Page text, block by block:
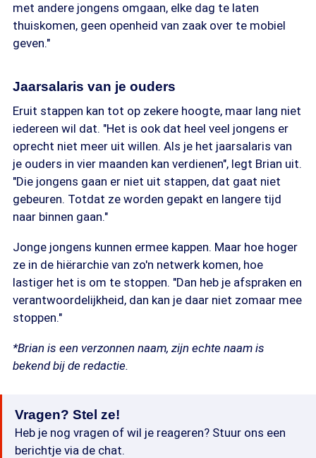
met andere jongens omgaan, elke dag te laten
thuiskomen, geen openheid van zaak over te mobiel
geven."
Jaarsalaris van je ouders
Eruit stappen kan tot op zekere hoogte, maar lang niet
iedereen wil dat. "Het is ook dat heel veel jongens er
oprecht niet meer uit willen. Als je het jaarsalaris van
je ouders in vier maanden kan verdienen", legt Brian uit.
"Die jongens gaan er niet uit stappen, dat gaat niet
gebeuren. Totdat ze worden gepakt en langere tijd
naar binnen gaan."
Jonge jongens kunnen ermee kappen. Maar hoe hoger
ze in de hiërarchie van zo'n netwerk komen, hoe
lastiger het is om te stoppen. "Dan heb je afspraken en
verantwoordelijkheid, dan kan je daar niet zomaar mee
stoppen."
*Brian is een verzonnen naam, zijn echte naam is
bekend bij de redactie.
Vragen? Stel ze!
Heb je nog vragen of wil je reageren? Stuur ons een
berichtje via de chat.